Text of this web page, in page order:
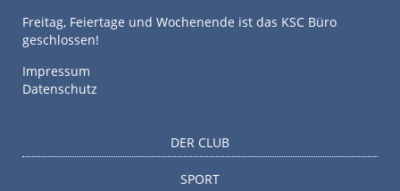
Freitag, Feiertage und Wochenende ist das KSC Büro
geschlossen!
Impressum
Datenschutz
DER CLUB
SPORT